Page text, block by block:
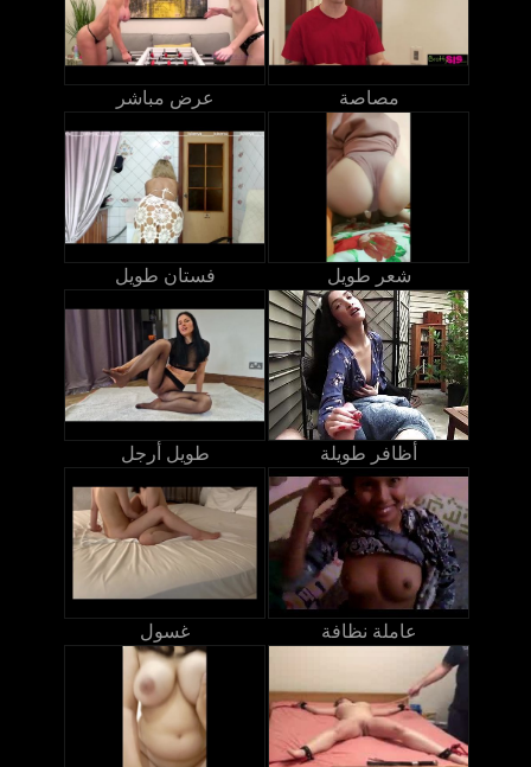
عرض مباشر مصاصة
فستان طويل شعر طويل
طويل أرجل أظافر طويلة
غسول عاملة نظافة